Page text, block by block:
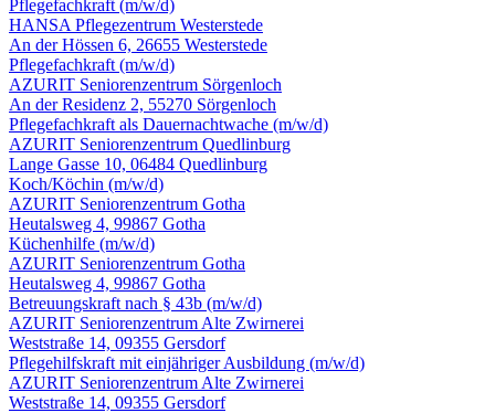
Pflegefachkraft (m/w/d)
HANSA Pflegezentrum Westerstede
An der Hössen 6, 26655 Westerstede
Pflegefachkraft (m/w/d)
AZURIT Seniorenzentrum Sörgenloch
An der Residenz 2, 55270 Sörgenloch
Pflegefachkraft als Dauernachtwache (m/w/d)
AZURIT Seniorenzentrum Quedlinburg
Lange Gasse 10, 06484 Quedlinburg
Koch/Köchin (m/w/d)
AZURIT Seniorenzentrum Gotha
Heutalsweg 4, 99867 Gotha
Küchenhilfe (m/w/d)
AZURIT Seniorenzentrum Gotha
Heutalsweg 4, 99867 Gotha
Betreuungskraft nach § 43b (m/w/d)
AZURIT Seniorenzentrum Alte Zwirnerei
Weststraße 14, 09355 Gersdorf
Pflegehilfskraft mit einjähriger Ausbildung (m/w/d)
AZURIT Seniorenzentrum Alte Zwirnerei
Weststraße 14, 09355 Gersdorf